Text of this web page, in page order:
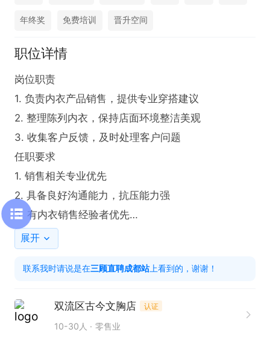
年终奖 免费培训 晋升空间
职位详情
岗位职责
1. 负责内衣产品销售，提供专业穿搭建议
2. 整理陈列内衣，保持店面环境整洁美观
3. 收集客户反馈，及时处理客户问题
任职要求
1. 销售相关专业优先
2. 具备良好沟通能力，抗压能力强
3. 有内衣销售经验者优先
工作地址：
3南昌路171号安莉芳店
就近安排工作
展开
联系我时请说是在三顾直聘成都站上看到的，谢谢！
双流区古今文胸店 认证
10-30人 零售业